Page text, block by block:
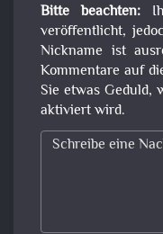
Bitte beachten:
veröffentlicht,
Nickname ist
Kommentare auf
Sie etwas Geduld,
aktiviert wird.